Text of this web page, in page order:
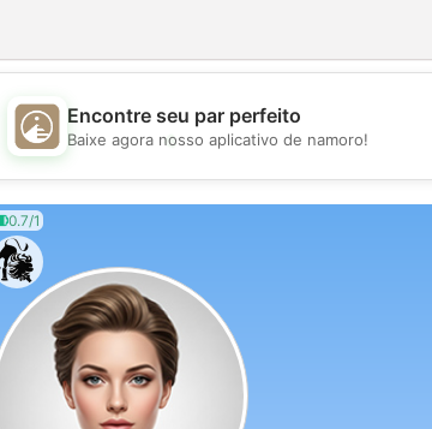
💖
Encontre seu par perfeito
Baixe agora nosso aplicativo de namoro!
0.7/1